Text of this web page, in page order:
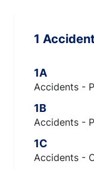
1
1A
Accidents -
1B
Accidents -
1C
Accidents -